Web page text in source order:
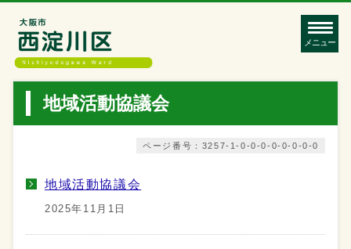
メニュー
地域活動協議会
ページ番号：3257-1-0-0-0-0-0-0-0-0
地域活動協議会
2025年11月1日